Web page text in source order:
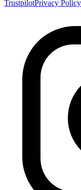
TrustpilotPrivacy Policy